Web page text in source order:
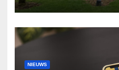
verhalen in
Hooidonk
NIEUWS